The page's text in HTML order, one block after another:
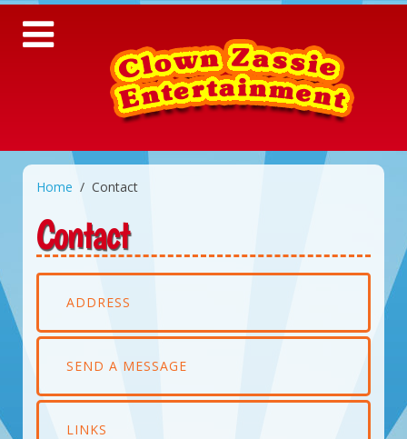
Home Contact
Contact
ADDRESS
SEND A MESSAGE
LINKS